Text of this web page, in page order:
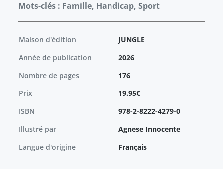
Mots-clés : Famille, Handicap, Sport
Maison d'édition
JUNGLE
Année de publication
2026
Nombre de pages
176
Prix
19.95€
ISBN
978-2-8222-4279-0
Illustré par
Agnese Innocente
Langue d'origine
Français